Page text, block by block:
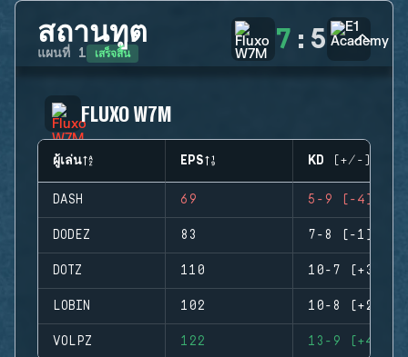
สถานทูต
แผนที่ 1 เสร็จสิ้น 7 : 5
FLUXO W7M
ผู้เล่น EPS KD (+/-)
DASH 69 5-9 (-4)
DODEZ 83 7-8 (-1)
DOTZ 110 10-7 (+3)
LOBIN 102 10-8 (+2)
VOLPZ 122 13-9 (+4)